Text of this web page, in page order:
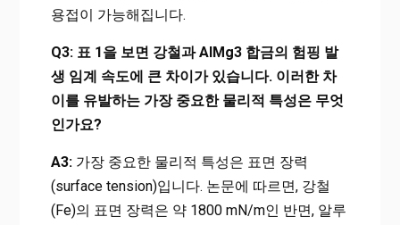
용접이 가능해집니다.
Q3: 표 1을 보면 강철과 AlMg3 합금의 험핑 발
생 임계 속도에 큰 차이가 있습니다. 이러한 차
이를 유발하는 가장 중요한 물리적 특성은 무엇
인가요?
A3:가장 중요한 물리적 특성은 표면 장력
(surface tension)입니다. 논문에 따르면, 강철
(Fe)의 표면 장력은 약 1800 mN/m인 반면, 알루